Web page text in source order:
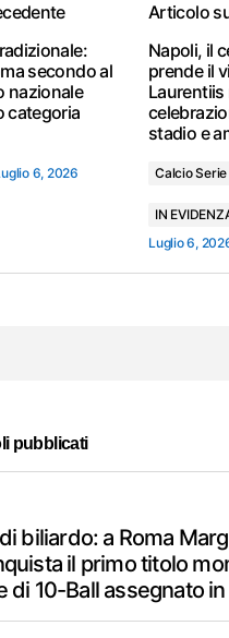
secondo al
nazionale
categoria
6, 2026
Articolo
Napoli, il
prende il
Laurentiis
stadio e
Calcio Serie
IN
Luglio 6,
pubblicati
biliardo: a Roma
il primo titolo
di 10-Ball assegnato in